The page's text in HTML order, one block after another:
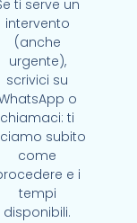
ti serve un
intervento
(anche
urgente),
scrivici su
o
chiamaci: ti
subito
come
e i
tempi
disponibili.